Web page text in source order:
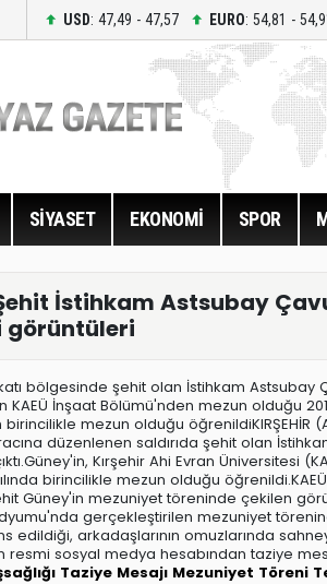
USD: 47,49 - 47,57 EURO: 54,81 -
SİYASET EKONOMİ SPOR
Şehit İstihkam Astsubay
görüntüleri
bölgesinde şehit olan İstihkam
KAEÜ İnşaat Bölümü'nden mezun olduğu
mezun olduğu öğrenildiKIRŞEHİR
düzenlenen saldırıda şehit olan
Kırşehir Ahi Evran Üniversitesi
birincilikle mezun olduğu
Güney'in mezuniyet töreninde çekilen
gerçekleştirilen mezuniyet
edildiği, arkadaşlarının omuzlarında
resmi sosyal medya hesabından taziye
Taziye Mesajı Mezuniyet Töreni